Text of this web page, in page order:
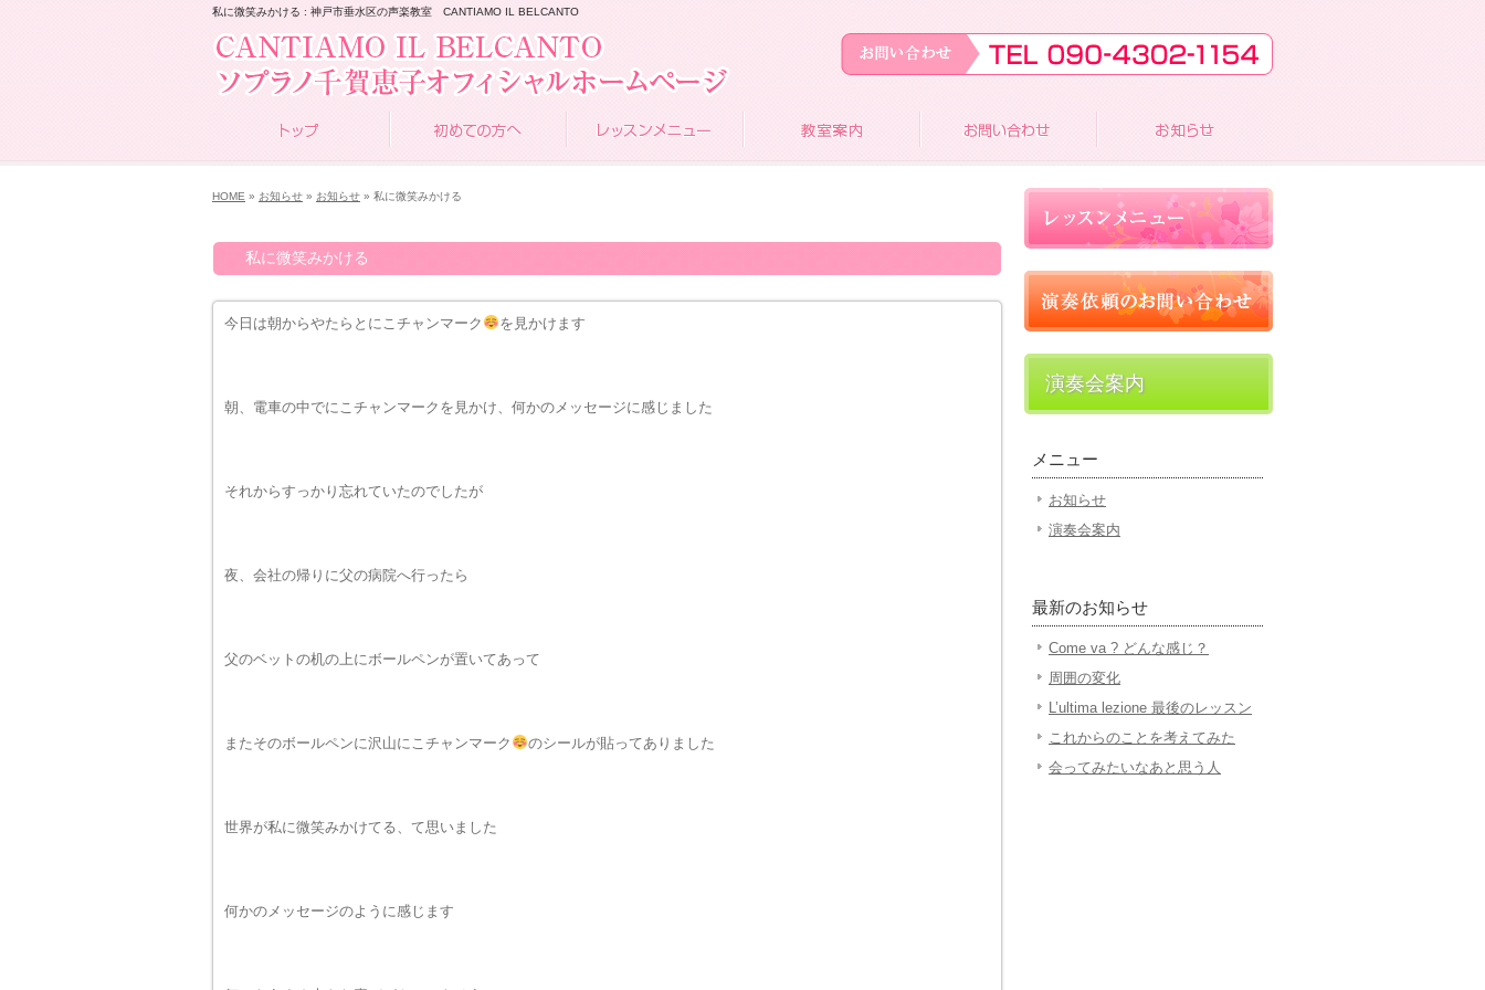
私に微笑みかける : 神戸市垂水区の声楽教室 CANTIAMO IL BELCANTO
HOME » お知らせ » お知らせ » 私に微笑みかける
私に微笑みかける
今日は朝からやたらとにこチャンマーク を見かけます
朝、電車の中でにこチャンマークを見かけ、何かのメッセージに感じました
それからすっかり忘れていたのでしたが
夜、会社の帰りに父の病院へ行ったら
父のベットの机の上にボールペンが置いてあって
またそのボールペンに沢山にこチャンマーク のシールが貼ってありました
世界が私に微笑みかけてる、て思いました
何かのメッセージのように感じます
演奏会案内
メニュー
お知らせ
演奏会案内
最新のお知らせ
Come va ? どんな感じ？
周囲の変化
L’ultima lezione 最後のレッスン
これからのことを考えてみた
会ってみたいなあと思う人